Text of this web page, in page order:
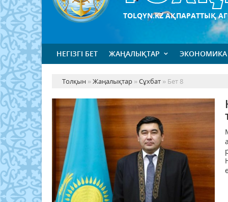
TOLQYN.KZ АҚПАРАТТЫҚ
НЕГІЗГІ БЕТ ЖАҢАЛЫҚТАР ЭКОНОМИКА
Толқын »Жаңалықтар »Сұхбат » Бет 8